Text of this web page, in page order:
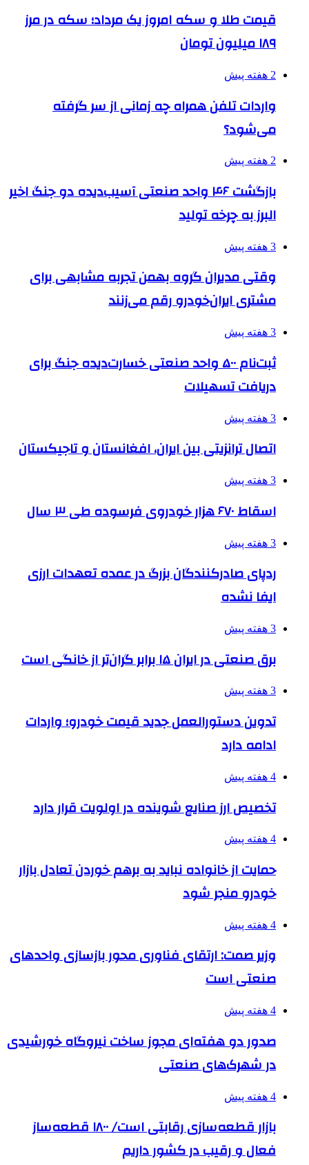
قیمت طلا و سکه امروز یک مرداد؛ سکه در مرز
۱۸۹ میلیون تومان
2 هفته پیش
واردات تلفن همراه چه زمانی از سر گرفته
می‌شود؟
2 هفته پیش
بازگشت ۴۶ واحد صنعتی آسیب‌دیده دو جنگ اخیر
البرز به چرخه تولید
3 هفته پیش
وقتی مدیران گروه بهمن تجربه مشابهی برای
مشتری ایران‌خودرو رقم می‌زنند
3 هفته پیش
ثبت‌نام ۵۰۰ واحد صنعتی خسارت‌دیده جنگ برای
دریافت تسهیلات
3 هفته پیش
اتصال ترانزیتی بین ایران، افغانستان و تاجیکستان
3 هفته پیش
اسقاط ۶۷۰ هزار خودروی فرسوده طی ۳ سال
3 هفته پیش
ردپای صادرکنندگان بزرگ در عمده تعهدات ارزی
ایفا نشده
3 هفته پیش
برق صنعتی در ایران ۱۵ برابر گران‌تر از خانگی است
3 هفته پیش
تدوین دستورالعمل جدید قیمت خودرو؛ واردات
ادامه دارد
4 هفته پیش
تخصیص ارز صنایع شوینده در اولویت قرار دارد
4 هفته پیش
حمایت از خانواده نباید به برهم خوردن تعادل بازار
خودرو منجر شود
4 هفته پیش
وزیر صمت: ارتقای فناوری محور بازسازی واحدهای
صنعتی است
4 هفته پیش
صدور دو هفته‌ای مجوز ساخت نیروگاه خورشیدی
در شهرک‌های صنعتی
4 هفته پیش
بازار قطعه‌سازی رقابتی است/ ۱۸۰۰ قطعه‌ساز
فعال و رقیب در کشور داریم